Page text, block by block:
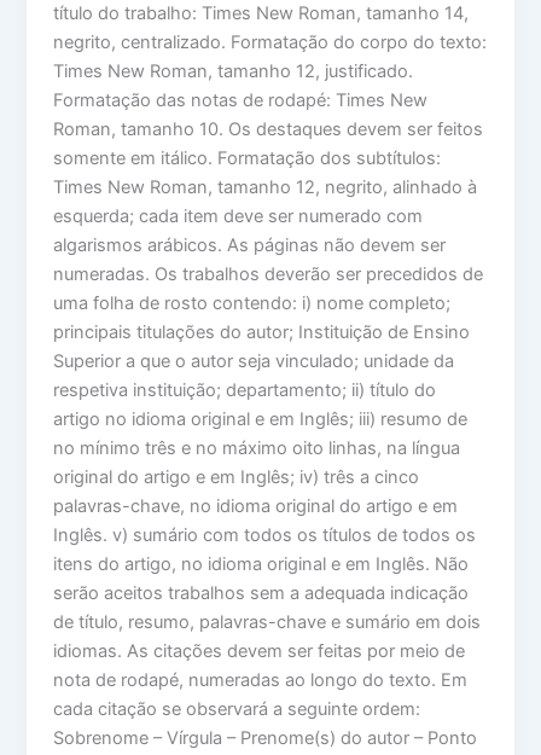
título do trabalho: Times New Roman, tamanho 14,
negrito, centralizado. Formatação do corpo do texto:
Times New Roman, tamanho 12, justificado.
Formatação das notas de rodapé: Times New
Roman, tamanho 10. Os destaques devem ser feitos
somente em itálico. Formatação dos subtítulos:
Times New Roman, tamanho 12, negrito, alinhado à
esquerda; cada item deve ser numerado com
algarismos arábicos. As páginas não devem ser
numeradas. Os trabalhos deverão ser precedidos de
uma folha de rosto contendo: i) nome completo;
principais titulações do autor; Instituição de Ensino
Superior a que o autor seja vinculado; unidade da
respetiva instituição; departamento; ii) título do
artigo no idioma original e em Inglês; iii) resumo de
no mínimo três e no máximo oito linhas, na língua
original do artigo e em Inglês; iv) três a cinco
palavras-chave, no idioma original do artigo e em
Inglês. v) sumário com todos os títulos de todos os
itens do artigo, no idioma original e em Inglês. Não
serão aceitos trabalhos sem a adequada indicação
de título, resumo, palavras-chave e sumário em dois
idiomas. As citações devem ser feitas por meio de
nota de rodapé, numeradas ao longo do texto. Em
cada citação se observará a seguinte ordem:
Sobrenome – Vírgula – Prenome(s) do autor – Ponto